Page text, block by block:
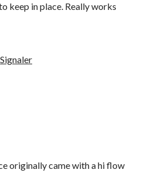
keep in place. Really works
Signaler
originally came with a hi flow